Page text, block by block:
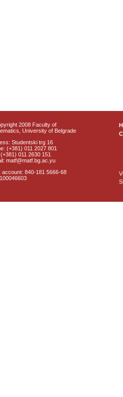
2008 Faculty of
University of Belgrade
Studentski trg 16
(+381) 011 2027 801
011 2630 151
matf@matf.bg.ac.yu
account: 840-181 5666-68